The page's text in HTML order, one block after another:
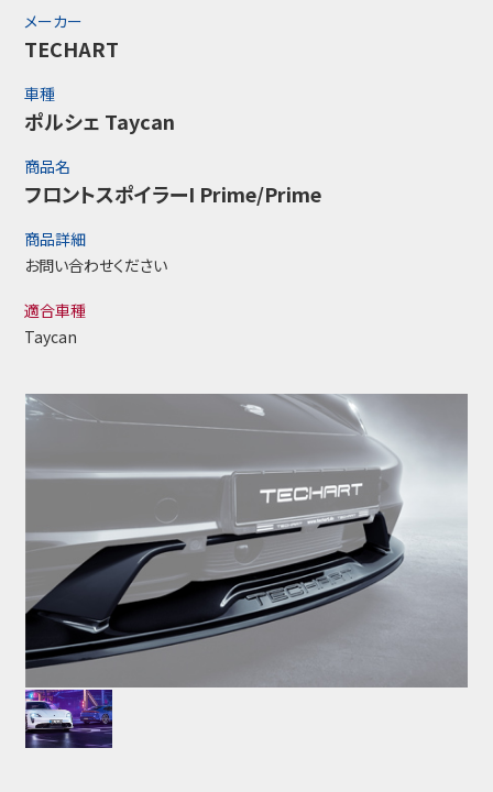
メーカー
TECHART
車種
ポルシェ Taycan
商品名
フロントスポイラーI Prime/Prime
商品詳細
お問い合わせください
適合車種
Taycan